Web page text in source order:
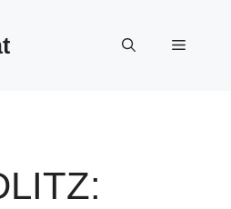
Menü